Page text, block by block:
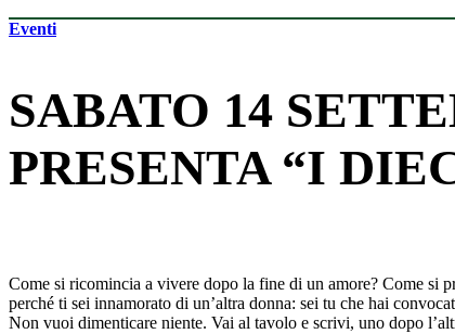
Eventi
SABATO 14
PRESENTA “I
Come si ricomincia a vivere dopo la fine di un amore? Come si
perché ti sei innamorato di un’altra donna: sei tu che hai
Non vuoi dimenticare niente. Vai al tavolo e scrivi, uno dopo